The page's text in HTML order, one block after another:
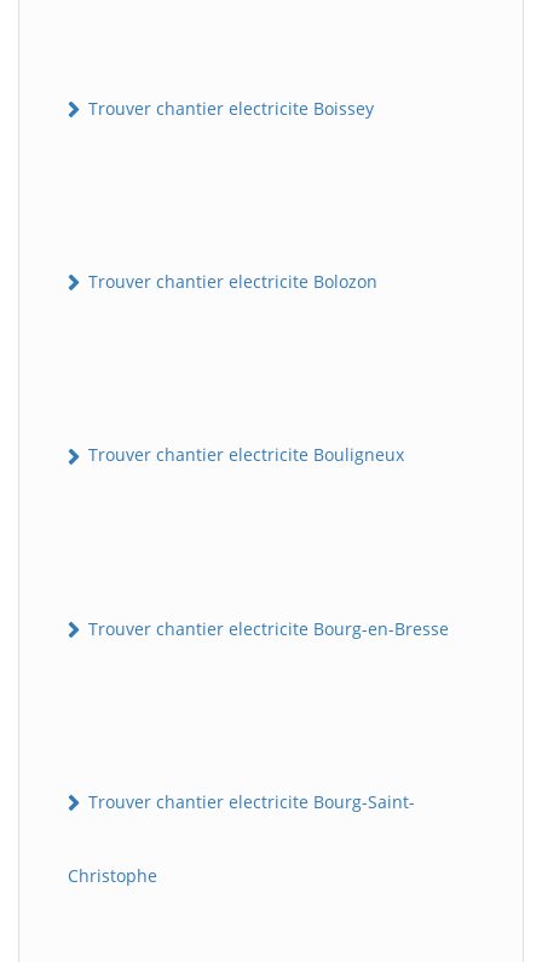
Trouver chantier electricite Boissey
Trouver chantier electricite Bolozon
Trouver chantier electricite Bouligneux
Trouver chantier electricite Bourg-en-Bresse
Trouver chantier electricite Bourg-Saint-
Christophe